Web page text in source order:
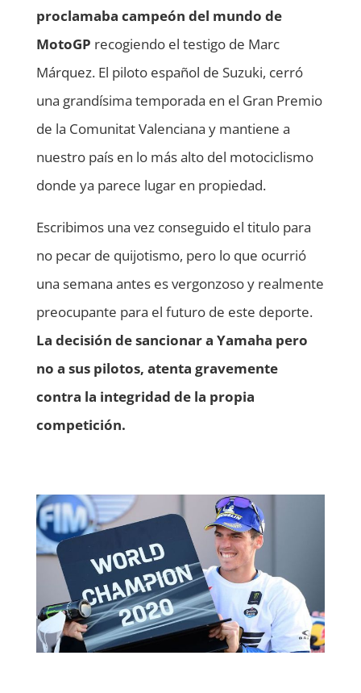
proclamaba campeón del mundo de
MotoGP recogiendo el testigo de Marc
Márquez. El piloto español de Suzuki, cerró
una grandísima temporada en el Gran Premio
de la Comunitat Valenciana y mantiene a
nuestro país en lo más alto del motociclismo
donde ya parece lugar en propiedad.
Escribimos una vez conseguido el titulo para
no pecar de quijotismo, pero lo que ocurrió
una semana antes es vergonzoso y realmente
preocupante para el futuro de este deporte.
La decisión de sancionar a Yamaha pero
no a sus pilotos, atenta gravemente
contra la integridad de la propia
competición.